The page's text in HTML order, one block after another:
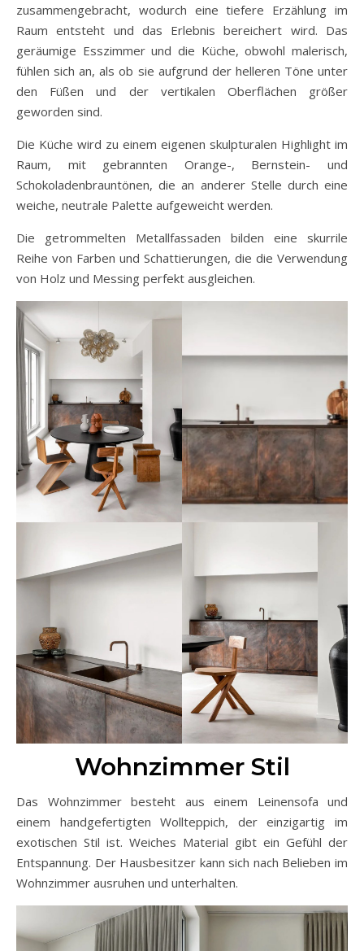
zusammengebracht, wodurch eine tiefere Erzählung im
Raum entsteht und das Erlebnis bereichert wird. Das
geräumige Esszimmer und die Küche, obwohl malerisch,
fühlen sich an, als ob sie aufgrund der helleren Töne unter
den Füßen und der vertikalen Oberflächen größer
geworden sind.
Die Küche wird zu einem eigenen skulpturalen Highlight im
Raum, mit gebrannten Orange-, Bernstein- und
Schokoladenbrauntönen, die an anderer Stelle durch eine
weiche, neutrale Palette aufgeweicht werden.
Die getrommelten Metallfassaden bilden eine skurrile
Reihe von Farben und Schattierungen, die die Verwendung
von Holz und Messing perfekt ausgleichen.
Wohnzimmer Stil
Das Wohnzimmer besteht aus einem Leinensofa und
einem handgefertigten Wollteppich, der einzigartig im
exotischen Stil ist. Weiches Material gibt ein Gefühl der
Entspannung. Der Hausbesitzer kann sich nach Belieben im
Wohnzimmer ausruhen und unterhalten.